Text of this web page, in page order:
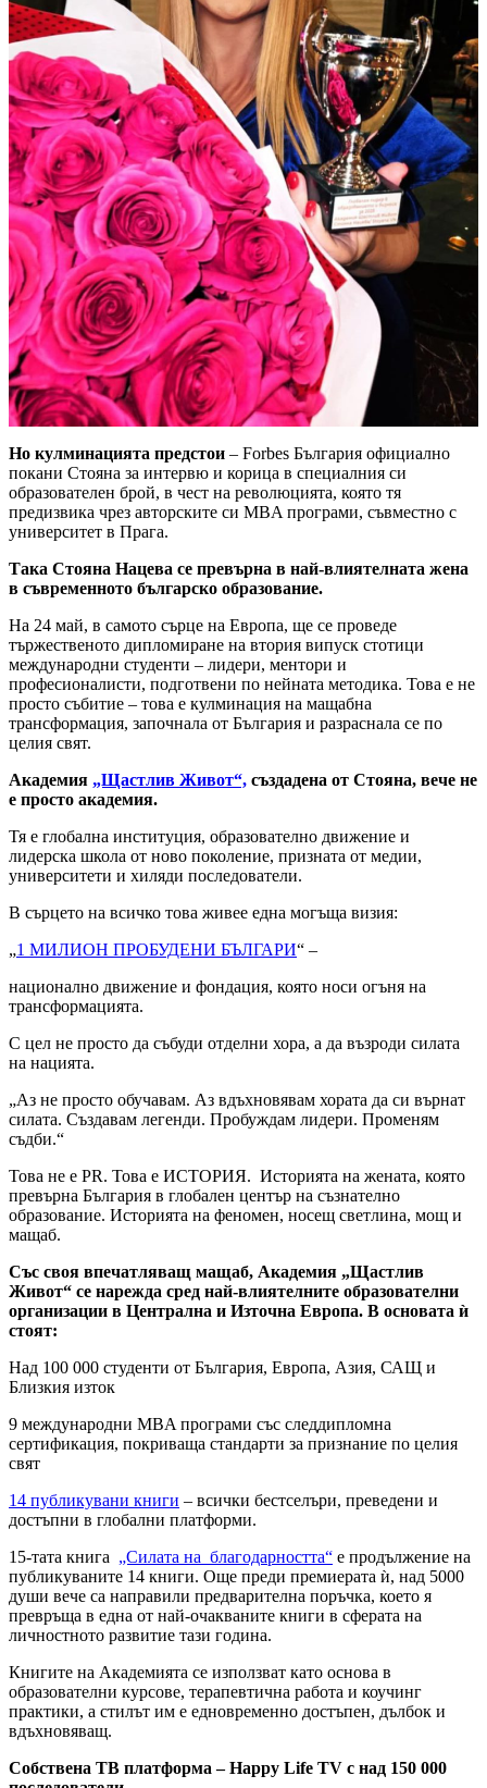
Но кулминацията предстои – Forbes България официално
покани Стояна за интервю и корица в специалния си
образователен брой, в чест на революцията, която тя
предизвика чрез авторските си MBA програми, съвместно с
университет в Прага.
Така Стояна Нацева се превърна в най-влиятелната жена
в съвременното българско образование.
На 24 май, в самото сърце на Европа, ще се проведе
тържественото дипломиране на втория випуск стотици
международни студенти – лидери, ментори и
професионалисти, подготвени по нейната методика. Това е не
просто събитие – това е кулминация на мащабна
трансформация, започнала от България и разраснала се по
целия свят.
Академия „Щастлив Живот“, създадена от Стояна, вече не
е просто академия.
Тя е глобална институция, образователно движение и
лидерска школа от ново поколение, призната от медии,
университети и хиляди последователи.
В сърцето на всичко това живее една могъща визия:
„1 МИЛИОН ПРОБУДЕНИ БЪЛГАРИ“ –
национално движение и фондация, която носи огъня на
трансформацията.
С цел не просто да събуди отделни хора, а да възроди силата
на нацията.
„Аз не просто обучавам. Аз вдъхновявам хората да си върнат
силата. Създавам легенди. Пробуждам лидери. Променям
съдби.“
Това не е PR. Това е ИСТОРИЯ. Историята на жената, която
превърна България в глобален център на съзнателно
образование. Историята на феномен, носещ светлина, мощ и
мащаб.
Със своя впечатляващ мащаб, Академия „Щастлив
Живот“ се нарежда сред най-влиятелните образователни
организации в Централна и Източна Европа. В основата ѝ
стоят:
Над 100 000 студенти от България, Европа, Азия, САЩ и
Близкия изток
9 международни MBA програми със следдипломна
сертификация, покриваща стандарти за признание по целия
свят
14 публикувани книги – всички бестселъри, преведени и
достъпни в глобални платформи.
15-тата книга „Силата на благодарността“ е продължение на
публикуваните 14 книги. Още преди премиерата ѝ, над 5000
души вече са направили предварителна поръчка, което я
превръща в една от най-очакваните книги в сферата на
личностното развитие тази година.
Книгите на Академията се използват като основа в
образователни курсове, терапевтична работа и коучинг
практики, а стилът им е едновременно достъпен, дълбок и
вдъхновяващ.
Собствена ТВ платформа – Happy Life TV с над 150 000